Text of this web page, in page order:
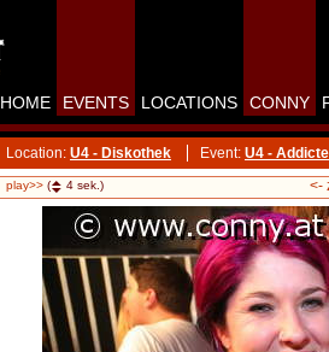
HOME EVENTS LOCATIONS CONNY
Location: U4 - Diskothek Event: U4 -
play>> ( 4 sek.) <-